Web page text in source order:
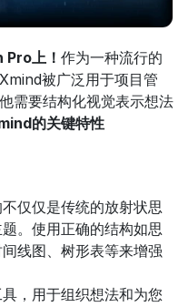
上！ 作为一种流行的
被广泛用于项目管
需要结构化视觉表示想法
的关键特性
不仅仅是传统的放射状思
。使用正确的结构如思
线图、树形表等来增强
具，用于组织想法和为您